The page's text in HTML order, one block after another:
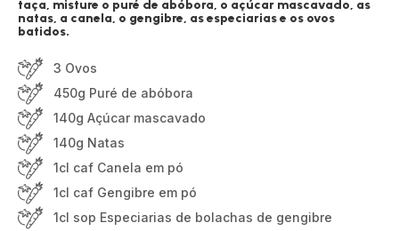
taça, misture o puré de abóbora, o açúcar mascavado, as
natas, a canela, o gengibre, as especiarias e os ovos
batidos.
3 Ovos
450g Puré de abóbora
140g Açúcar mascavado
140g Natas
1cl caf Canela em pó
1cl caf Gengibre em pó
1cl sop Especiarias de bolachas de gengibre